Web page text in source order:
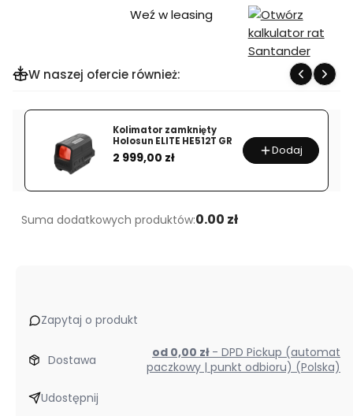
Weź w leasing
W naszej ofercie również:
Kolimator zamknięty
Holosun ELITE HE512T GR
Cena
2 999,00 zł Dodaj
Suma dodatkowych produktów:0.00 zł
Zapytaj o produkt
Dostawa od 0,00 zł - DPD Pickup (automat
paczkowy | punkt odbioru) (Polska)
Udostępnij